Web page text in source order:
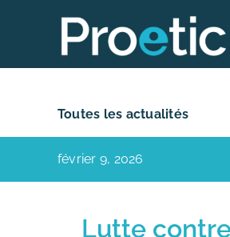
Toutes les actualités
février 9, 2026
Lutte